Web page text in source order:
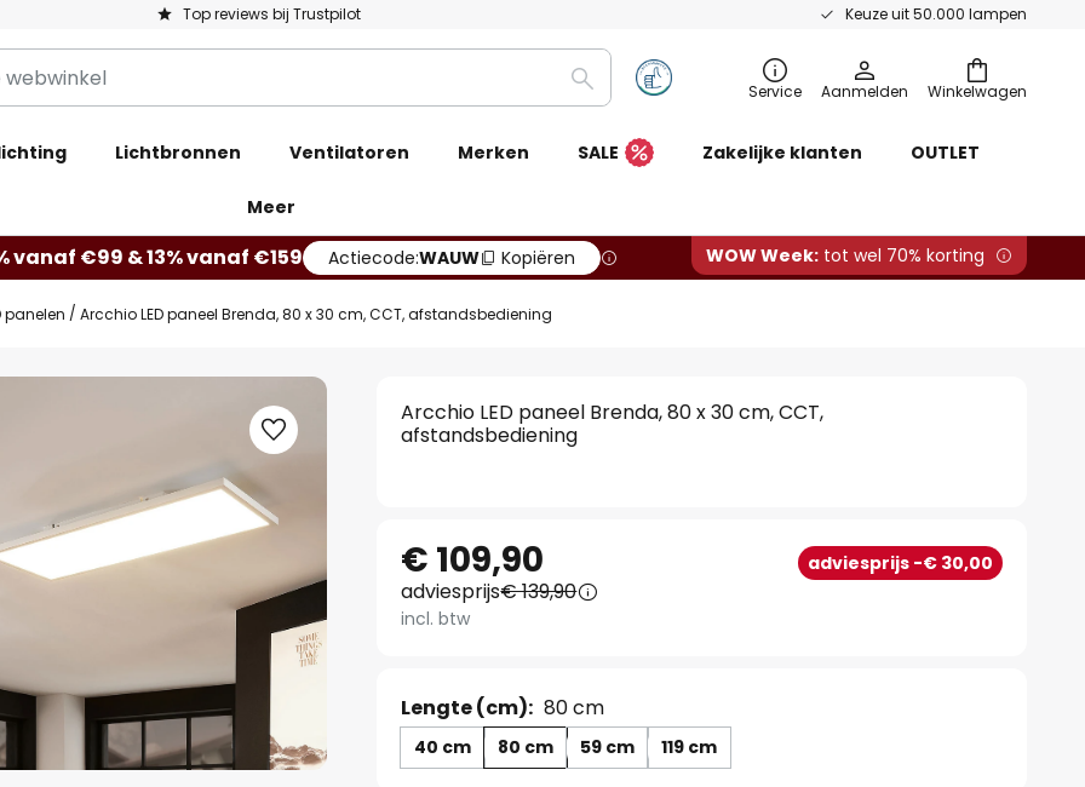
Top reviews bij Trustpilot Keuze uit 50.000 lampen
Winkelwagen
Zoeken Service Aanmelden
Lichtbronnen Ventilatoren Merken SALE Zakelijke klanten OUTLET
Meer
vanaf €99 & 13% vanaf €159 Actiecode:WAUW Kopiëren WOW Week: tot wel 70% korting
panelen Arcchio LED paneel Brenda, 80 x 30 cm, CCT, afstandsbediening
Arcchio LED paneel Brenda, 80 x 30 cm, CCT,
afstandsbediening
€ 109,90 adviesprijs -€ 30,00
adviesprijs€ 139,90
incl. btw
Lengte (cm): 80 cm
40 cm 80 cm 59 cm 119 cm